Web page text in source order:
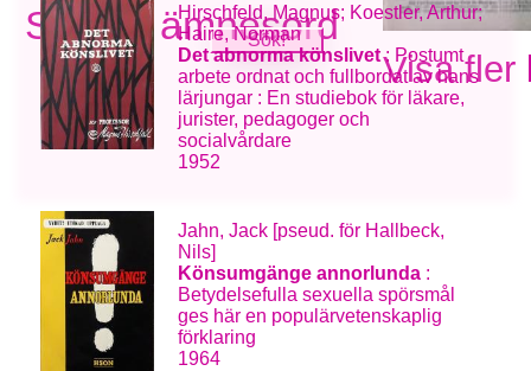
Se alla ämnesord
Visa fler
Hirschfeld, Magnus; Koestler, Arthur;
Haire, Norman
Det abnorma könslivet: Postumt
arbete ordnat och fullbordat av hans
lärjungar : En studiebok för läkare,
jurister, pedagoger och
socialvårdare
1952
Jahn, Jack [pseud. för Hallbeck,
Nils]
Könsumgänge annorlunda :
Betydelsefulla sexuella spörsmål
ges här en populärvetenskaplig
förklaring
1964